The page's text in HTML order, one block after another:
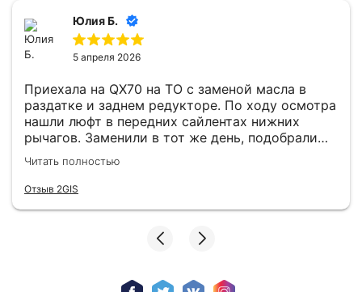
Юлия Б.
5 апреля 2026
Приехала на QX70 на ТО с заменой масла в
раздатке и заднем редукторе. По ходу осмотра
нашли люфт в передних сайлентах нижних
рычагов. Заменили в тот же день, подобрали
хорошие аналоги (оригинал не горел). Теперь
машина стоит на дороге как влитая. В зоне
ожидания кофе, вайфай, все на уровне.
грамотный специалист!
Читать полностью
Отзыв 2GIS